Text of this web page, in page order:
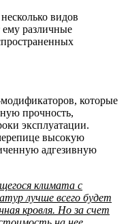
видов
различные
которые
прочность,
эксплуатации.
высокую
адгезивную
климата с
лучше всего будет
кровля. Но за счет